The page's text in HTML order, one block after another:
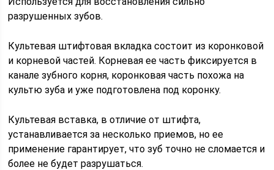
разрушенных зубов.
Культевая штифтовая вкладка состоит из коронковой
и корневой частей. Корневая ее часть фиксируется в
канале зубного корня, коронковая часть похожа на
культю зуба и уже подготовлена под коронку.
Культевая вставка, в отличие от штифта,
устанавливается за несколько приемов, но ее
применение гарантирует, что зуб точно не сломается и
более не будет разрушаться.